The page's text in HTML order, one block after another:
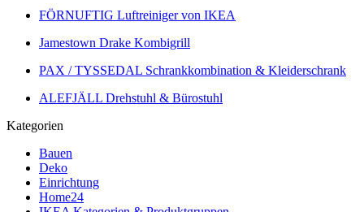
FÖRNUFTIG Luftreiniger von IKEA
Jamestown Drake Kombigrill
PAX / TYSSEDAL Schrankkombination & Kleiderschrank
ALEFJÄLL Drehstuhl & Bürostuhl
Kategorien
Bauen
Deko
Einrichtung
Home24